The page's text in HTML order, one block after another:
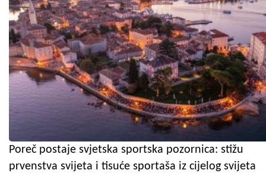
Poreč postaje svjetska sportska pozornica: stižu
prvenstva svijeta i tisuće sportaša iz cijelog svijeta